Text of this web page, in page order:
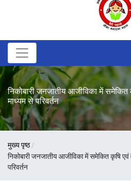
निकोबारी जनजातीय आजीविका में समेकित
माध्यम से परिवर्तन
पग
चिन्ह
मुख्य पृष्ठ
निकोबारी जनजातीय आजीविका में समेकित कृषि एवं
परिवर्तन